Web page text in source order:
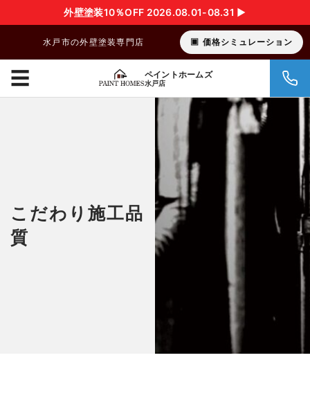
外壁塗装10％OFF 2026.08.01-08.31 ▶︎
水戸市の外壁塗装専門店 価格シミュレーション
ペイントホームズ
水戸店
☰
こだわり施工品
質